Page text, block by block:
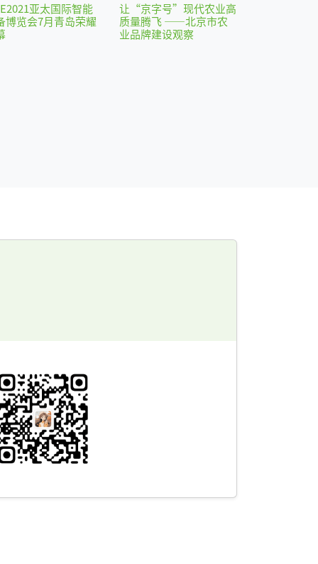
亚太国际智能
博览会7月青岛荣耀
让“京字号”现代农业高
质量腾飞 ——北京市农
业品牌建设观察